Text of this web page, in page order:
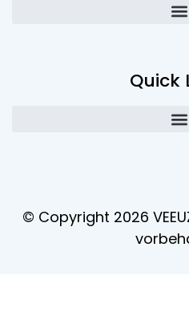
Quick
© Copyright 2026